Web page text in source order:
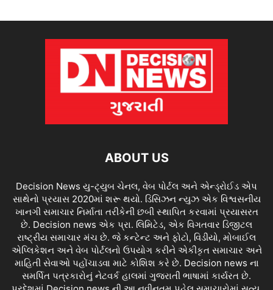
ABOUT US
Decision News યુ-ટ્યુબ ચેનલ, વેબ પોર્ટલ અને એન્ડ્રોઈડ એપ
સાથેનો પ્રયાસ 2020માં શરૂ થયો. ડિસિઝન ન્યુઝ એક વિશ્વસનીય
ખાનગી સમાચાર નિર્માતા તરીકેની છબી સ્થાપિત કરવામાં પ્રયાસરત
છે. Decision news એક પ્રા. લિમિટેડ, એક વિગતવાર ડિજીટલ
રાષ્ટ્રીય સમાચાર મંચ છે. જે કન્ટેન્ટ અને ફોટો, વિડીયો, મોબાઈલ
એપ્લિકેશન અને વેબ પોર્ટલનો ઉપયોગ કરીને એકીકૃત સમાચાર અને
માહિતી સેવાઓ પહોંચાડવા માટે કોશિશ કરે છે. Decision news ના
સમર્પિત પત્રકારોનું નેટવર્ક હાલમાં ગુજરાતી ભાષામાં કાર્યરત છે.